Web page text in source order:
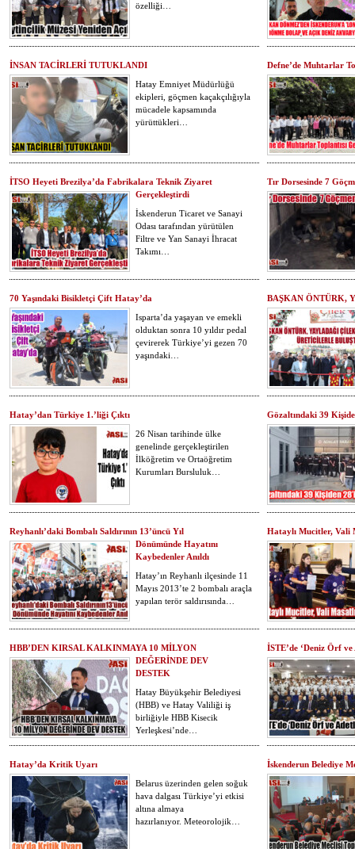
özelliği…
İNSAN TACİRLERİ TUTUKLANDI
Hatay Emniyet Müdürlüğü
ekipleri, göçmen kaçakçılığıyla
mücadele kapsamında
yürüttükleri…
Defne’de Muhtarlar
İTSO Heyeti Brezilya’da Fabrikalara Teknik Ziyaret
Gerçekleştirdi
İskenderun Ticaret ve Sanayi
Odası tarafından yürütülen
Filtre ve Yan Sanayi İhracat
Takımı…
Tır Dorsesinde 7
70 Yaşındaki Bisikletçi Çift Hatay’da
Isparta’da yaşayan ve emekli
olduktan sonra 10 yıldır pedal
çevirerek Türkiye’yi gezen 70
yaşındaki…
BAŞKAN ÖNTÜRK,
Hatay’dan Türkiye 1.’liği Çıktı
26 Nisan tarihinde ülke
genelinde gerçekleştirilen
İlköğretim ve Ortaöğretim
Kurumları Bursluluk…
Gözaltındaki 39
Reyhanlı’daki Bombalı Saldırının 13’üncü Yıl
Dönümünde Hayatını
Kaybedenler Anıldı
Hatay’ın Reyhanlı ilçesinde 11
Mayıs 2013’te 2 bombalı araçla
yapılan terör saldırısında…
Hataylı Mucitler, Vali
HBB’DEN KIRSAL KALKINMAYA 10 MİLYON
DEĞERİNDE DEV
DESTEK
Hatay Büyükşehir Belediyesi
(HBB) ve Hatay Valiliği iş
birliğiyle HBB Kisecik
Yerleşkesi’nde…
İSTE’de ‘Deniz Örf
Hatay’da Kritik Uyarı
Belarus üzerinden gelen soğuk
hava dalgası Türkiye’yi etkisi
altına almaya
hazırlanıyor. Meteorolojik…
İskenderun Belediye